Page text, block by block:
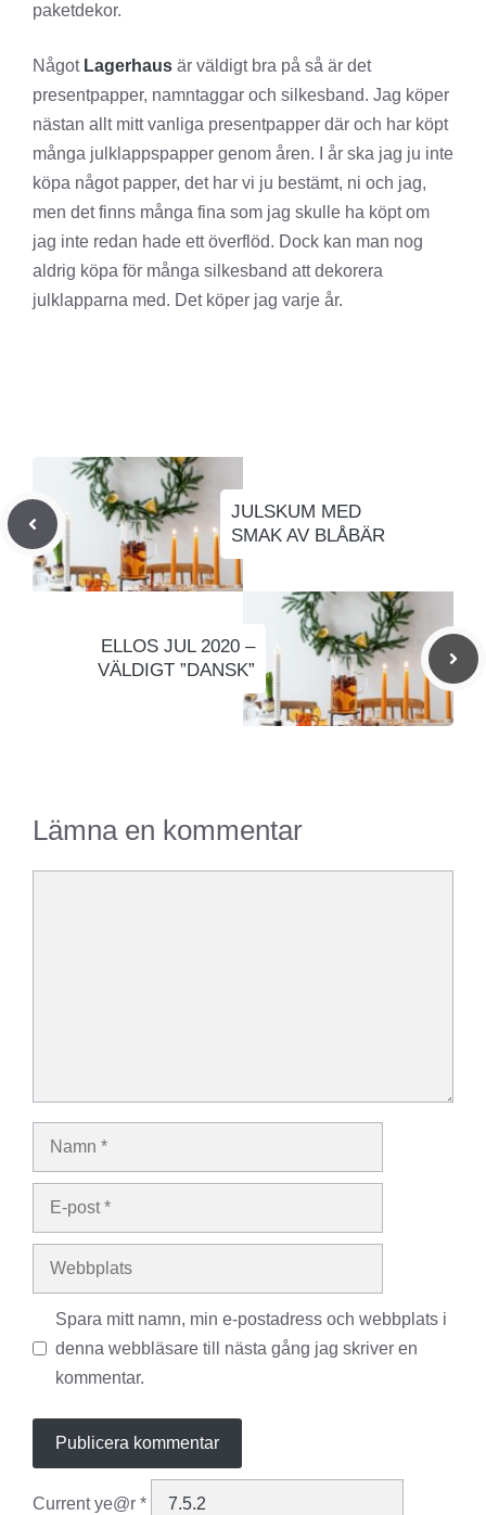
paketdekor.
Något Lagerhaus är väldigt bra på så är det
presentpapper, namntaggar och silkesband. Jag köper
nästan allt mitt vanliga presentpapper där och har köpt
många julklappspapper genom åren. I år ska jag ju inte
köpa något papper, det har vi ju bestämt, ni och jag,
men det finns många fina som jag skulle ha köpt om
jag inte redan hade ett överflöd. Dock kan man nog
aldrig köpa för många silkesband att dekorera
julklapparna med. Det köper jag varje år.
JULSKUM MED
SMAK AV BLÅBÄR
ELLOS JUL 2020 –
VÄLDIGT ”DANSK”
Lämna en kommentar
Namn
Webbplats
Spara mitt namn, min e-postadress och webbplats i
denna webbläsare till nästa gång jag skriver en
kommentar.
Current ye@r *